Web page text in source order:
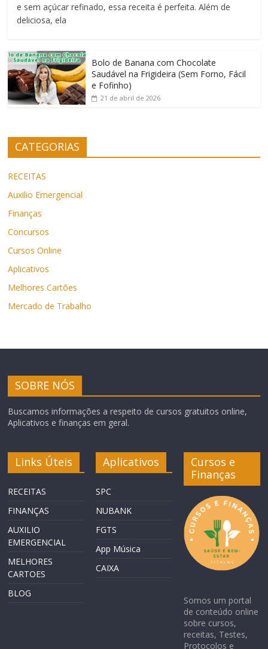
e sem açúcar refinado, essa receita é perfeita. Além de
deliciosa, ela
Bolo de Banana com Chocolate
Saudável na Frigideira (Sem Forno, Fácil
e Fofinho)
21 de abril de 2026
CATEGORIAS
RECEITAS
Auxilio Emergencial
Finanças
Concursos
Cursos Online
Aplicativos
Melhores Cartões
Mercado de Trabalho
SOBRE NÓS
Buscamos informações a respeito de cursos gratuitos online,
Aplicativos e finanças em geral.
Links Úteis
RECEITAS
FINANÇAS
AUXILIO
EMERGENCIAL
MELHORES
CARTOES
BLOG
Aplicativos
SPC
NUBANK
FGTS
App Música
CAIXA
Cursos e
Finanças
Somos um portal
de conteúdo online
sobre cursos,
receitas, Testes,
Protocolos e